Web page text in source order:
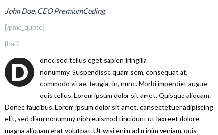
John Doe, CEO PremiumCoding
[/pmc_quote]
[half]
D
onec sed tellus eget sapien fringilla
nonummy.Suspendisse quam sem, consequat at,
commodo vitae, feugiat in, nunc. Morbi imperdiet augue
quis tellus. Lorem ipsum dolor sit amet. Quisque aliquam.
Donec faucibus.Lorem ipsum dolor sit amet, consectetuer adipiscing
elit, sed diam nonummy nibh euismod tincidunt ut laoreet dolore
magna aliquam erat volutpat. Ut wisi enim ad minim veniam, quis